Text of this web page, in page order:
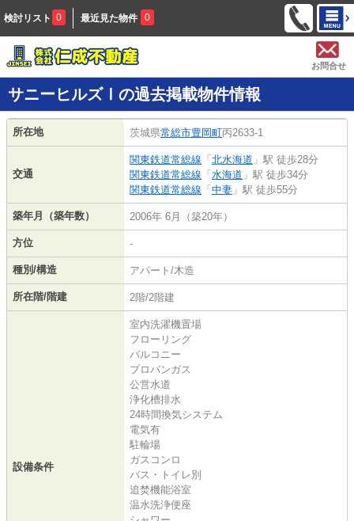
検討リスト 0 最近見た物件 0
お問合せ
サニーヒルズⅠの過去掲載物件情報
所在地 茨城県常総市豊岡町丙2633-1
交通
関東鉄道常総線 「 北水海道 」駅 徒歩28分
関東鉄道常総線 「 水海道 」駅 徒歩34分
関東鉄道常総線 「 中妻 」駅 徒歩55分
築年月（築年数） 2006年 6月（築20年）
方位 -
種別/構造 アパート/木造
所在階/階建 2階/2階建
設備条件
室内洗濯機置場
フローリング
バルコニー
プロパンガス
公営水道
浄化槽排水
24時間換気システム
電気有
駐輪場
ガスコンロ
バス・トイレ別
追焚機能浴室
温水洗浄便座